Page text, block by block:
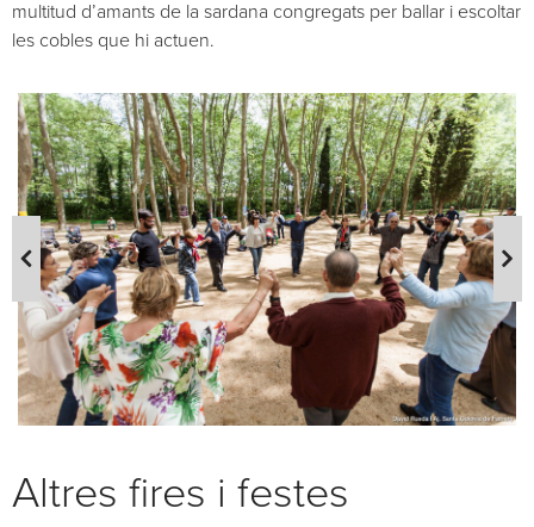
multitud d’amants de la sardana congregats per ballar i escoltar
les cobles que hi actuen.
Altres fires i festes